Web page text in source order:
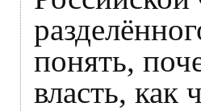
понять,
власть, как